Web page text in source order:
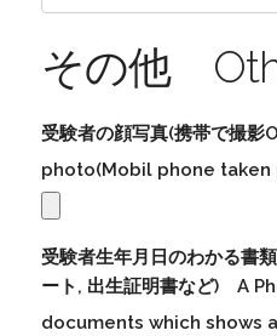
その他
受験者の顔写真(携帯で撮
photo(Mobil phone taken
受験者生年月日のわかる書
ート, 出生証明書など) A
documents which shows